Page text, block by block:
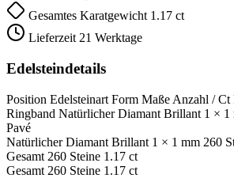
Gesamtes Karatgewicht 1.17 ct
Lieferzeit 21 Werktage
Edelsteindetails
Position Edelsteinart Form Maße Anzahl / Ct
Ringband Natürlicher Diamant Brillant 1 × 1
Pavé
Natürlicher Diamant Brillant 1 × 1 mm 260
Gesamt 260 Steine 1.17 ct
Gesamt 260 Steine 1.17 ct